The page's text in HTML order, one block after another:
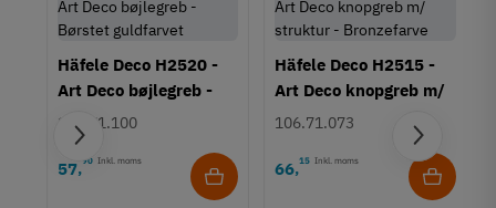
Häfele Deco H2520 -
Art Deco bøjlegreb -
Børstet guldfarvet
106.71.100
57,90 Inkl. moms
Häfele Deco H2515 -
Art Deco knopgreb m/
struktur - Bronzefarve
106.71.073
66,15 Inkl. moms